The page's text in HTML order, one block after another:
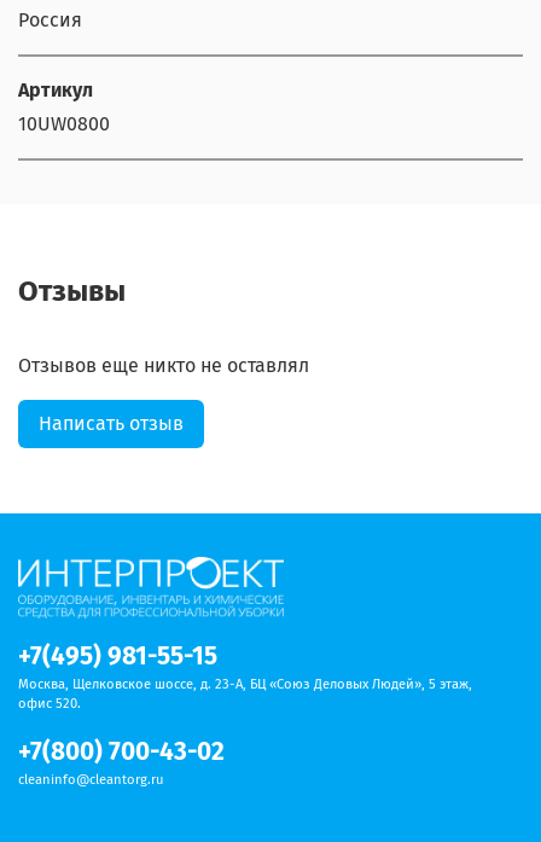
Россия
Артикул
10UW0800
Отзывы
Отзывов еще никто не оставлял
Написать отзыв
+7(495) 981-55-15
Москва, Щелковское шоссе, д. 23-А, БЦ «Союз Деловых Людей», 5 этаж,
офис 520.
+7(800) 700-43-02
cleaninfo@cleantorg.ru